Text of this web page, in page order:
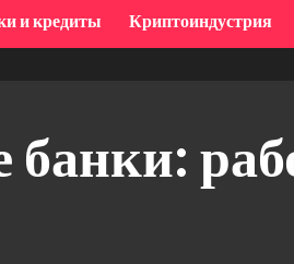
и кредиты Криптоиндустрия